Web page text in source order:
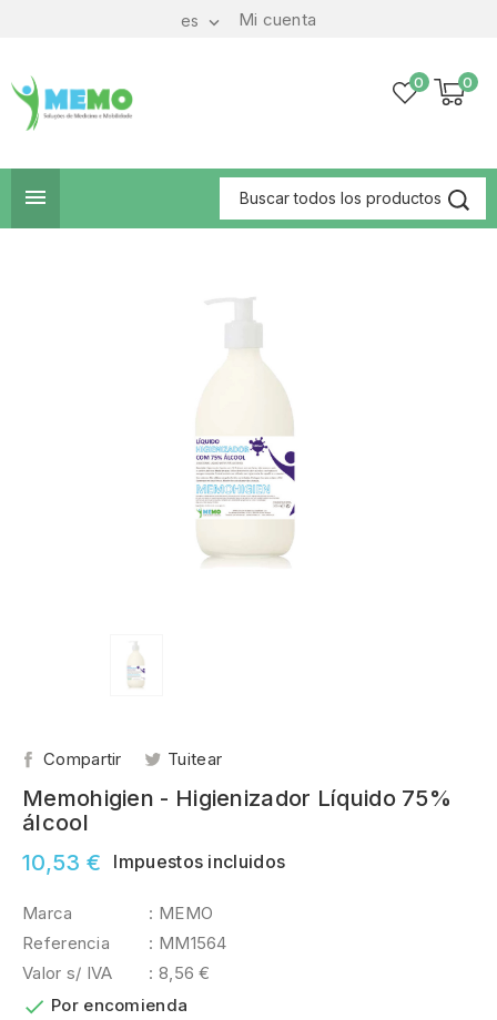
Mi cuenta
es 
0
0

Compartir Tuitear
Memohigien - Higienizador Líquido 75%
álcool
10,53 €
Impuestos incluidos
Marca
: MEMO
Referencia
: MM1564
Valor s/ IVA
: 8,56 €
 Por encomienda